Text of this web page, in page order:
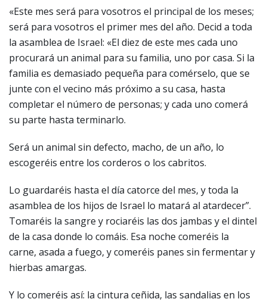
«Este mes será para vosotros el principal de los meses;
será para vosotros el primer mes del año. Decid a toda
la asamblea de Israel: «El diez de este mes cada uno
procurará un animal para su familia, uno por casa. Si la
familia es demasiado pequeña para comérselo, que se
junte con el vecino más próximo a su casa, hasta
completar el número de personas; y cada uno comerá
su parte hasta terminarlo.
Será un animal sin defecto, macho, de un año, lo
escogeréis entre los corderos o los cabritos.
Lo guardaréis hasta el día catorce del mes, y toda la
asamblea de los hijos de Israel lo matará al atardecer”.
Tomaréis la sangre y rociaréis las dos jambas y el dintel
de la casa donde lo comáis. Esa noche comeréis la
carne, asada a fuego, y comeréis panes sin fermentar y
hierbas amargas.
Y lo comeréis así: la cintura ceñida, las sandalias en los